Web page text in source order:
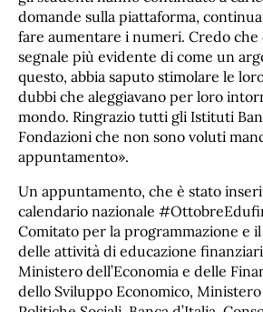
domande sulla piattaforma,
fare aumentare i numeri. Credo che
segnale più evidente di come un
questo, abbia saputo stimolare le
dubbi che aleggiavano per loro
mondo. Ringrazio tutti gli Istituti
Fondazioni che non sono voluti
appuntamento».
Un appuntamento, che è stato
calendario nazionale
Comitato per la programmazione e
delle attività di educazione
Ministero dell’Economia e delle
dello Sviluppo Economico,